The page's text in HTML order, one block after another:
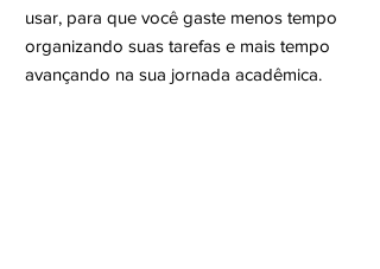
usar, para que você gaste menos tempo
organizando suas tarefas e mais tempo
avançando na sua jornada acadêmica.